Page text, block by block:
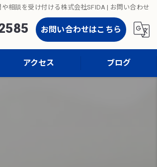
相談を受け付ける株式会社SFIDA | お問い合わせ
お問い合わせはこちら
アクセス ブログ